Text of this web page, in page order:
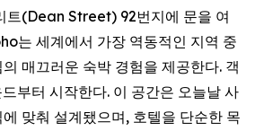
트(Dean Street) 92번지에 문을 여
는 세계에서 가장 역동적인 지역 중
매끄러운 숙박 경험을 제공한다. 객
부터 시작한다. 이 공간은 오늘날 사
맞춰 설계됐으며, 호텔을 단순한 목